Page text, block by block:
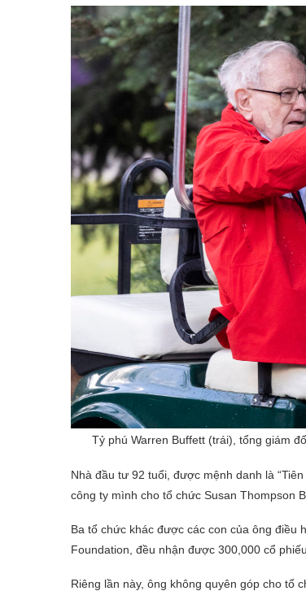
Tỷ phú Warren Buffett (trái), tổng giám
Nhà đầu tư 92 tuổi, được mệnh danh là
công ty mình cho tổ chức Susan Thompson
Ba tổ chức khác được các con của ông điều
Foundation, đều nhận được 300,000 cổ
Riêng lần này, ông không quyên góp cho tổ